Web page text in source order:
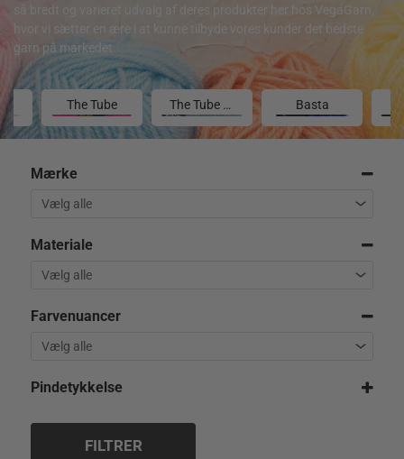
så bredt og varieret udvalg af deres produkter her hos VegaGarn,
hvor vi sætter en ære i at kunne tilbyde vores kunder det bedste
garn på markedet.
The Tube The Tube Fine Basta
Mærke
Materiale
Farvenuancer
Pindetykkelse
3,5 mmFILTRER